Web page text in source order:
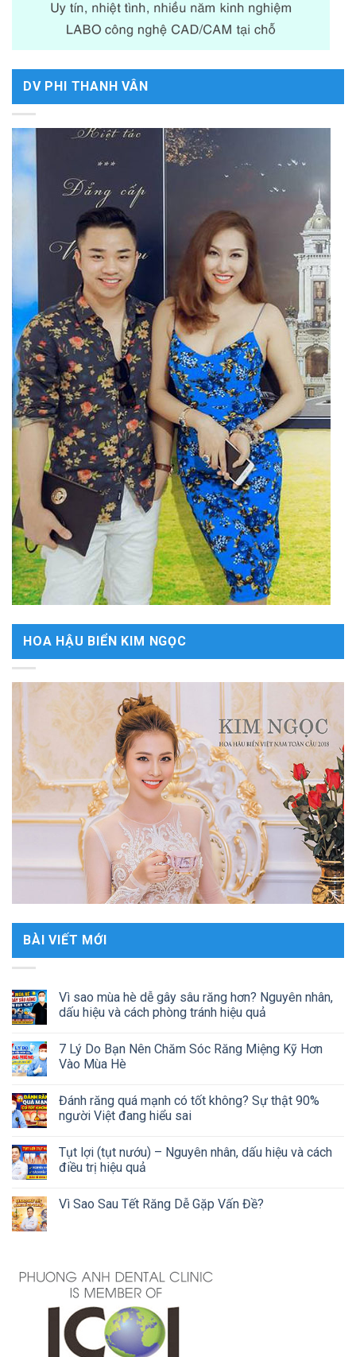
DV PHI THANH VÂN
HOA HẬU BIỂN KIM NGỌC
BÀI VIẾT MỚI
Vì sao mùa hè dễ gây sâu răng hơn? Nguyên nhân,
dấu hiệu và cách phòng tránh hiệu quả
7 Lý Do Bạn Nên Chăm Sóc Răng Miệng Kỹ Hơn
Vào Mùa Hè
Đánh răng quá mạnh có tốt không? Sự thật 90%
người Việt đang hiểu sai
Tụt lợi (tụt nướu) – Nguyên nhân, dấu hiệu và cách
điều trị hiệu quả
Vì Sao Sau Tết Răng Dễ Gặp Vấn Đề?